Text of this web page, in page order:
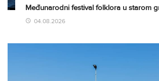
Međunarodni festival folklora u starom
04.08.2026